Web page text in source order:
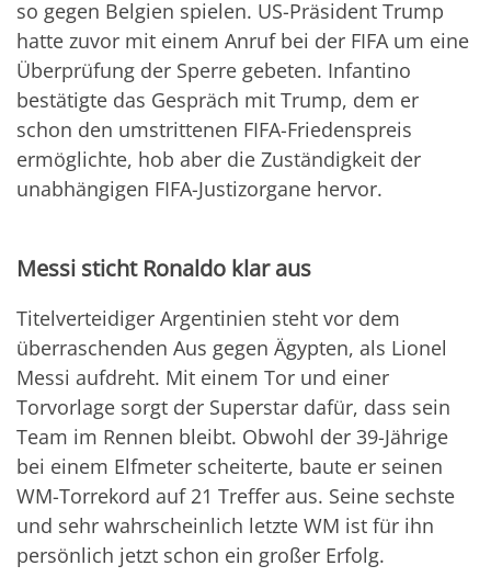
so gegen Belgien spielen. US-Präsident Trump
hatte zuvor mit einem Anruf bei der FIFA um eine
Überprüfung der Sperre gebeten. Infantino
bestätigte das Gespräch mit Trump, dem er
schon den umstrittenen FIFA-Friedenspreis
ermöglichte, hob aber die Zuständigkeit der
unabhängigen FIFA-Justizorgane hervor.
Messi sticht Ronaldo klar aus
Titelverteidiger Argentinien steht vor dem
überraschenden Aus gegen Ägypten, als Lionel
Messi aufdreht. Mit einem Tor und einer
Torvorlage sorgt der Superstar dafür, dass sein
Team im Rennen bleibt. Obwohl der 39-Jährige
bei einem Elfmeter scheiterte, baute er seinen
WM-Torrekord auf 21 Treffer aus. Seine sechste
und sehr wahrscheinlich letzte WM ist für ihn
persönlich jetzt schon ein großer Erfolg.